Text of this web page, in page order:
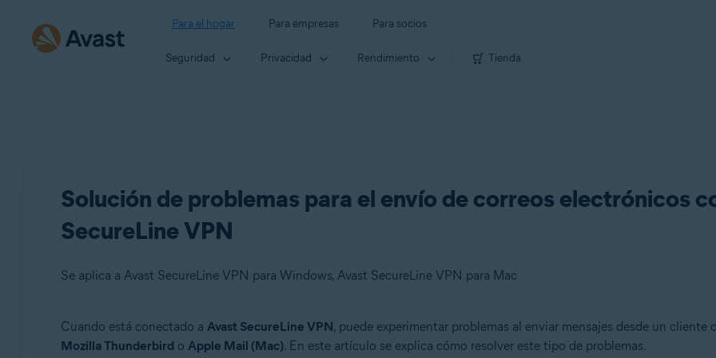
Para el hogar Para empresas Para socios
Seguridad Privacidad Rendimiento Tienda
Solución de problemas para el envío de correos electrónicos
SecureLine VPN
Se aplica a Avast SecureLine VPN para Windows, Avast SecureLine VPN para Mac
Productos:
Cuando está conectado a Avast SecureLine VPN, puede experimentar problemas al enviar mensajes desde un cliente
Mozilla Thunderbird o Apple Mail (Mac). En este artículo se explica cómo resolver este tipo de problemas.